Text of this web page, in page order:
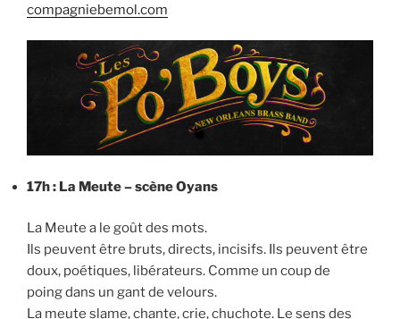
compagniebemol.com
17h : La Meute – scène Oyans
La Meute a le goût des mots.
Ils peuvent être bruts, directs, incisifs. Ils peuvent être
doux, poétiques, libérateurs. Comme un coup de
poing dans un gant de velours.
La meute slame, chante, crie, chuchote. Le sens des